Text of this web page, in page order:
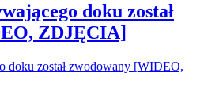
doku został
ZDJĘCIA]